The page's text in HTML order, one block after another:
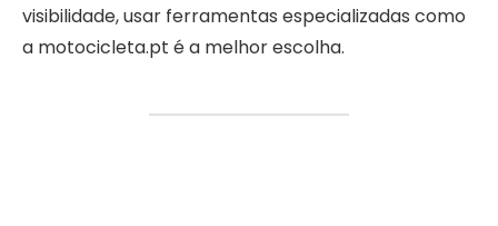
visibilidade, usar ferramentas especializadas como
a motocicleta.pt é a melhor escolha.